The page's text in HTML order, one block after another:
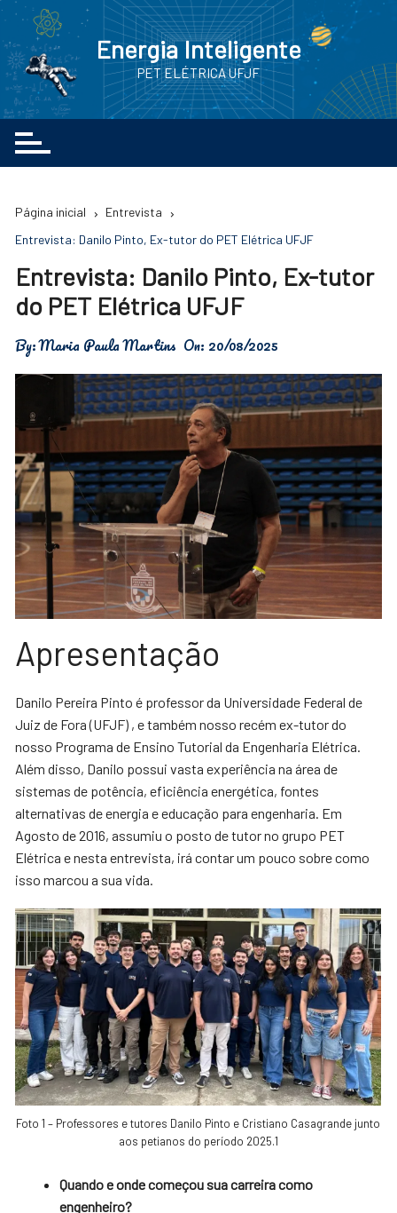
Ir
conteúdo
Energia Inteligente
PET ELÉTRICA UFJF
Página inicial
Entrevista
Entrevista: Danilo Pinto, Ex-tutor do PET Elétrica UFJF
Entrevista: Danilo Pinto, Ex-tutor
do PET Elétrica UFJF
By:Maria Paula Martins On: 20/08/2025
Apresentação
Danilo Pereira Pinto é professor da Universidade Federal de
Juiz de Fora (UFJF) , e também nosso recém ex-tutor do
nosso Programa de Ensino Tutorial da Engenharia Elétrica.
Além disso, Danilo possui vasta experiência na área de
sistemas de potência, eficiência energética, fontes
alternativas de energia e educação para engenharia. Em
Agosto de 2016, assumiu o posto de tutor no grupo PET
Elétrica e nesta entrevista, irá contar um pouco sobre como
isso marcou a sua vida.
Foto 1 – Professores e tutores Danilo Pinto e Cristiano Casagrande junto
aos petianos do período 2025.1
Quando e onde começou sua carreira como
engenheiro?